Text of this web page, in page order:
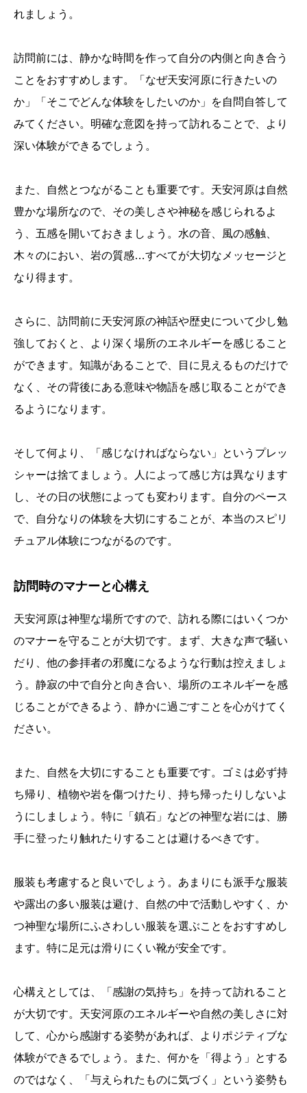
れましょう。
訪問前には、静かな時間を作って自分の内側と向き合う
ことをおすすめします。「なぜ天安河原に行きたいの
か」「そこでどんな体験をしたいのか」を自問自答して
みてください。明確な意図を持って訪れることで、より
深い体験ができるでしょう。
また、自然とつながることも重要です。天安河原は自然
豊かな場所なので、その美しさや神秘を感じられるよ
う、五感を開いておきましょう。水の音、風の感触、
木々のにおい、岩の質感…すべてが大切なメッセージと
なり得ます。
さらに、訪問前に天安河原の神話や歴史について少し勉
強しておくと、より深く場所のエネルギーを感じること
ができます。知識があることで、目に見えるものだけで
なく、その背後にある意味や物語を感じ取ることができ
るようになります。
そして何より、「感じなければならない」というプレッ
シャーは捨てましょう。人によって感じ方は異なります
し、その日の状態によっても変わります。自分のペース
で、自分なりの体験を大切にすることが、本当のスピリ
チュアル体験につながるのです。
訪問時のマナーと心構え
天安河原は神聖な場所ですので、訪れる際にはいくつか
のマナーを守ることが大切です。まず、大きな声で騒い
だり、他の参拝者の邪魔になるような行動は控えましょ
う。静寂の中で自分と向き合い、場所のエネルギーを感
じることができるよう、静かに過ごすことを心がけてく
ださい。
また、自然を大切にすることも重要です。ゴミは必ず持
ち帰り、植物や岩を傷つけたり、持ち帰ったりしないよ
うにしましょう。特に「鎮石」などの神聖な岩には、勝
手に登ったり触れたりすることは避けるべきです。
服装も考慮すると良いでしょう。あまりにも派手な服装
や露出の多い服装は避け、自然の中で活動しやすく、か
つ神聖な場所にふさわしい服装を選ぶことをおすすめし
ます。特に足元は滑りにくい靴が安全です。
心構えとしては、「感謝の気持ち」を持って訪れること
が大切です。天安河原のエネルギーや自然の美しさに対
して、心から感謝する姿勢があれば、よりポジティブな
体験ができるでしょう。また、何かを「得よう」とする
のではなく、「与えられたものに気づく」という姿勢も
誕生日ランキング 金運神社 金運財布 姓名判断